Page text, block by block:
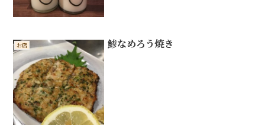
お店 鯵なめろう焼き